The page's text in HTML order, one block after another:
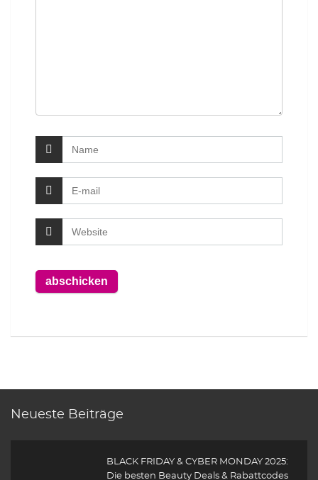
Neueste Beiträge
BLACK FRIDAY & CYBER MONDAY 2025:
Die besten Beauty Deals & Rabattcodes